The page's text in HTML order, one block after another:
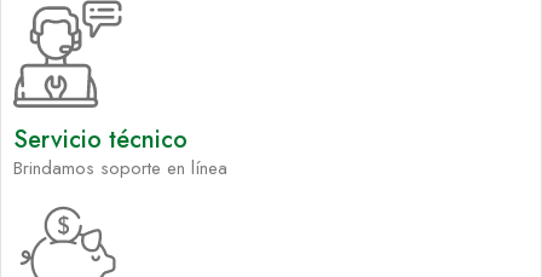
Servicio técnico
Brindamos soporte en línea